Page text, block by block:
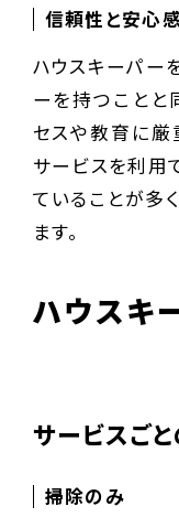
信頼性と安心
ハウスキーパー
ーを持つことと
セスや教育に厳
サービスを利用
ていることが多
ます。
ハウスキ
サービスご
掃除のみ